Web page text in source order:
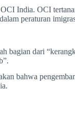
India. OCI
peraturan
bagian dari
bahwa